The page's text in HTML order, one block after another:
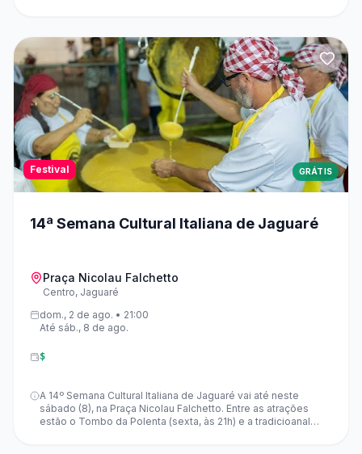
Festival GRÁTIS
14ª Semana Cultural Italiana de Jaguaré
Praça Nicolau Falchetto
Centro, Jaguaré
dom., 2 de ago. • 21:00
Até sáb., 8 de ago.
$
A 14º Semana Cultural Italiana de Jaguaré vai até neste
sábado (8), na Praça Nicolau Falchetto. Entre as atrações
estão o Tombo da Polenta (sexta, às 21h) e a tradicioanal